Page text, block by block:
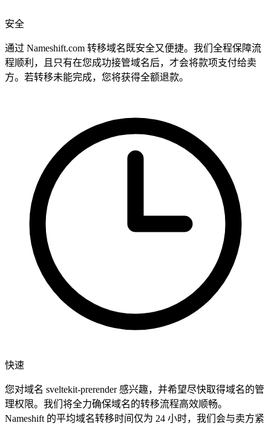
安全
通过 Nameshift.com 转移域名既安全又便捷。我们全程保障流
程顺利，且只有在您成功接管域名后，才会将款项支付给卖
方。若转移未能完成，您将获得全额退款。
快速
您对域名 sveltekit-prerender 感兴趣，并希望尽快取得域名的管
理权限。我们将全力确保域名的转移流程高效顺畅。
Nameshift 的平均域名转移时间仅为 24 小时，我们会与卖方紧